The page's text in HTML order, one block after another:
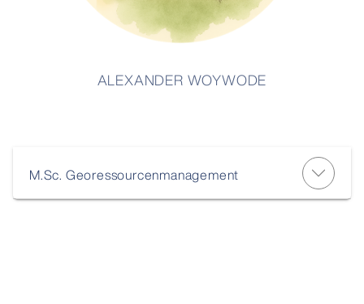
ALEXANDER WOYWODE
M.Sc. Georessourcenmanagement